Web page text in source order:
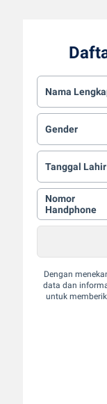
Nama
Gender
Tanggal Lahir
Nomor
Handphone
Dengan
data dan
untuk